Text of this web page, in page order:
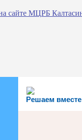
Решаем вместе